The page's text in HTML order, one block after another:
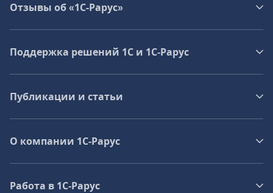
Отзывы об «1С-Рарус»
Поддержка решений 1С и 1С‑Рарус
Публикации и статьи
О компании 1C-Рарус
Работа в 1С‑Рарус